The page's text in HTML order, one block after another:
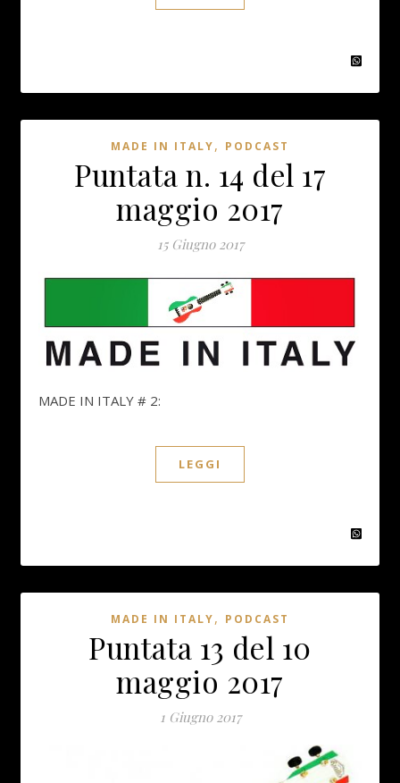
MADE IN ITALY, PODCAST
Puntata n. 14 del 17
maggio 2017
15 Giugno 2017
MADE IN ITALY # 2:
LEGGI
MADE IN ITALY, PODCAST
Puntata 13 del 10
maggio 2017
1 Giugno 2017